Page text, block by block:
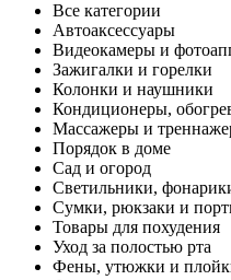
Все категории
Автоаксессуары
Видеокамеры и
Зажигалки и горелки
Колонки и наушники
Кондиционеры,
Массажеры и
Порядок в доме
Сад и огород
Светильники,
Сумки, рюкзаки и
Товары для похудения
Уход за полостью рта
Фены, утюжки и